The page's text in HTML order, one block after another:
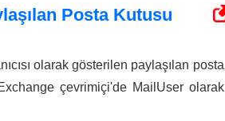
Posta Kutusu
olarak gösterilen paylaşılan posta
çevrimiçi'de MailUser olarak